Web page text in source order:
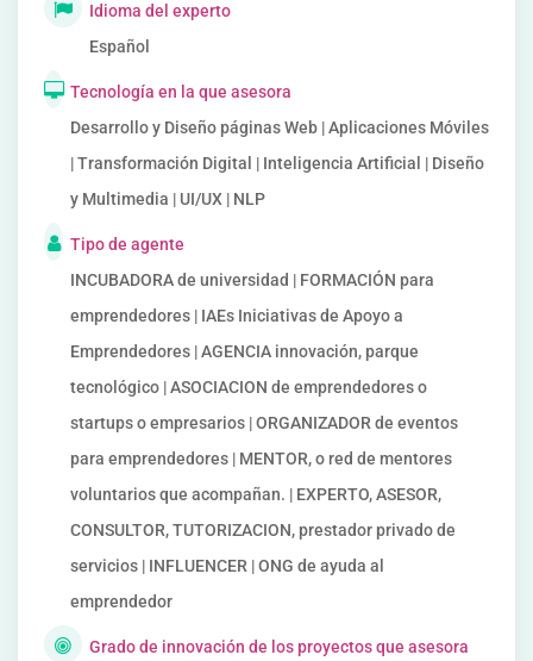
Idioma del experto
Español
Tecnología en la que asesora
Desarrollo y Diseño páginas Web | Aplicaciones Móviles
| Transformación Digital | Inteligencia Artificial | Diseño
y Multimedia | UI/UX | NLP
Tipo de agente
INCUBADORA de universidad | FORMACIÓN para
emprendedores | IAEs Iniciativas de Apoyo a
Emprendedores | AGENCIA innovación, parque
tecnológico | ASOCIACION de emprendedores o
startups o empresarios | ORGANIZADOR de eventos
para emprendedores | MENTOR, o red de mentores
voluntarios que acompañan. | EXPERTO, ASESOR,
CONSULTOR, TUTORIZACION, prestador privado de
servicios | INFLUENCER | ONG de ayuda al
emprendedor
Grado de innovación de los proyectos que asesora